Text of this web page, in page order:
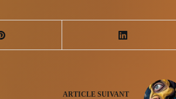
ARTICLESUIVANT